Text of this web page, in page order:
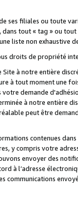
ses filiales ou toute
tout « tag » ou
liste non exhaustive
droits de propriété
à notre entière
à tout moment une
demande
à notre entière
peut être
contenues
y compris votre
envoyer des
à l’adresse